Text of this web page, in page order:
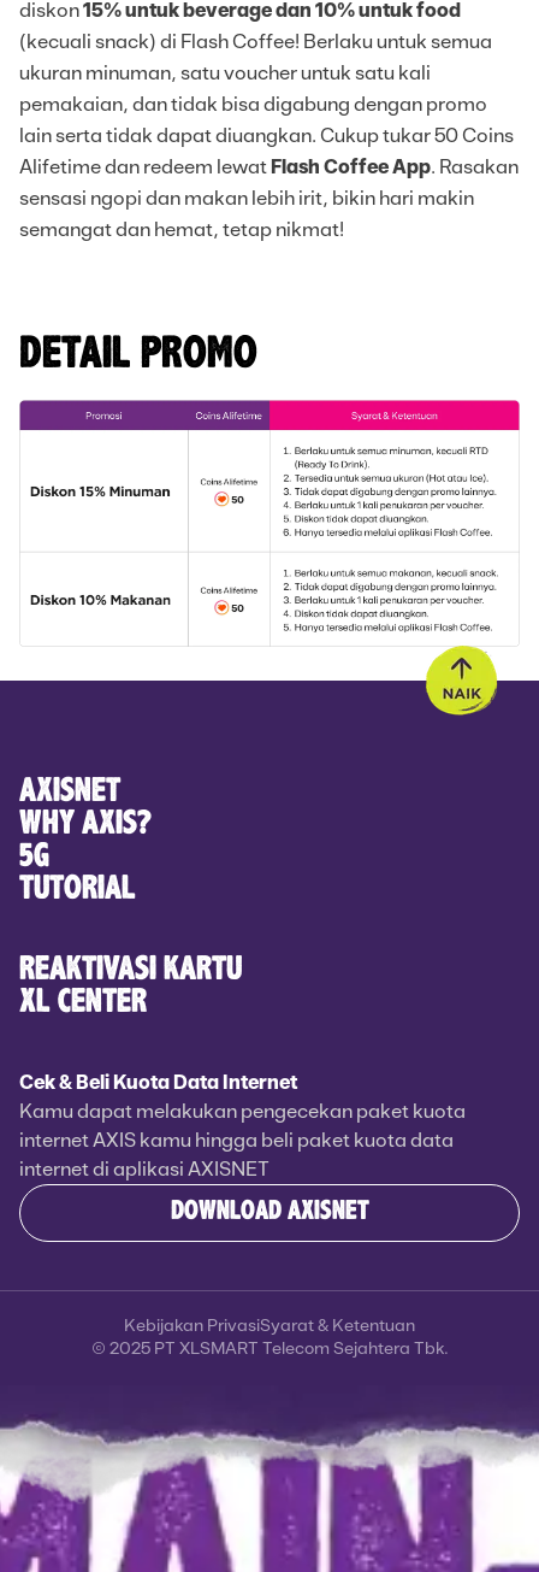
diskon15% untuk beverage dan 10% untuk food
(kecuali snack) di Flash Coffee! Berlaku untuk semua
ukuran minuman, satu voucher untuk satu kali
pemakaian, dan tidak bisa digabung dengan promo
lain serta tidak dapat diuangkan. Cukup tukar 50 Coins
Alifetime dan redeem lewat Flash Coffee App. Rasakan
sensasi ngopi dan makan lebih irit, bikin hari makin
semangat dan hemat, tetap nikmat!
DETAIL PROMO
AXISNET
WHY AXIS?
5G
TUTORIAL
REAKTIVASI KARTU
XL CENTER
Cek & Beli Kuota Data Internet
Kamu dapat melakukan pengecekan paket kuota
internet AXIS kamu hingga beli paket kuota data
internet di aplikasi AXISNET
DOWNLOAD AXISNET
© 2025 PT XLSMART Telecom Sejahtera Tbk.
Kebijakan PrivasiSyarat & Ketentuan